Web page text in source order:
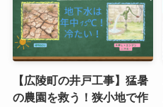
【広陵町の井戸工事】猛暑
の農園を救う！狭小地で作